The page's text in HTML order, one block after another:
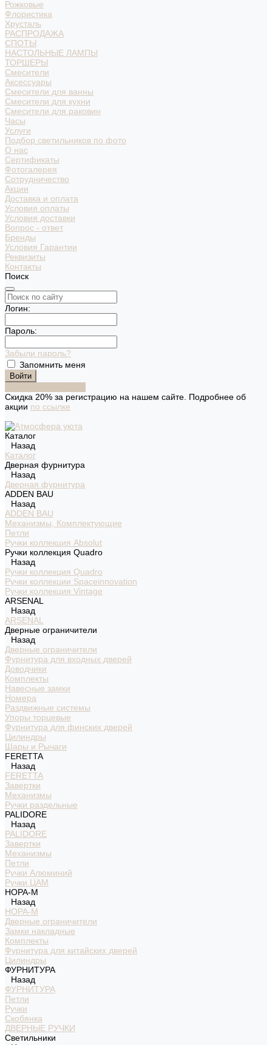
Рожковые
Флористика
Хрусталь
РАСПРОДАЖА
СПОТЫ
НАСТОЛЬНЫЕ ЛАМПЫ
ТОРШЕРЫ
Смесители
Аксессуары
Смесители для ванны
Смесители для кухни
Смесители для раковин
Часы
Услуги
Подбор светильников по фото
О нас
Сертификаты
Фотогалерея
Сотрудничество
Акции
Доставка и оплата
Условия оплаты
Условия доставки
Вопрос - ответ
Бренды
Условия Гарантии
Реквизиты
Контакты
Поиск
Логин:
Пароль:
Забыли пароль?
Запомнить меня
Скидка 20% за регистрацию на нашем сайте. Подробнее об
акции по ссылке
Каталог
Назад
Каталог
Дверная фурнитура
Назад
Дверная фурнитура
ADDEN BAU
Назад
ADDEN BAU
Механизмы, Комплектующие
Петли
Ручки коллекция Absolut
Ручки коллекция Quadro
Назад
Ручки коллекция Quadro
Ручки коллекции Spaceinnovation
Ручки коллекция Vintage
ARSENAL
Назад
ARSENAL
Дверные ограничители
Назад
Дверные ограничители
Фурнитура для входных дверей
Доводчики
Комплекты
Навесные замки
Номера
Раздвижные системы
Упоры торцевые
Фурнитура для финских дверей
Цилиндры
Шары и Рычаги
FERETTA
Назад
FERETTA
Завертки
Механизмы
Ручки раздельные
PALIDORE
Назад
PALIDORE
Завертки
Механизмы
Петли
Ручки Алюминий
Ручки ЦАМ
НОРА-М
Назад
НОРА-М
Дверные ограничители
Замки накладные
Комплекты
Фурнитура для китайских дверей
Цилиндры
ФУРНИТУРА
Назад
ФУРНИТУРА
Петли
Ручки
Скобянка
ДВЕРНЫЕ РУЧКИ
Светильники